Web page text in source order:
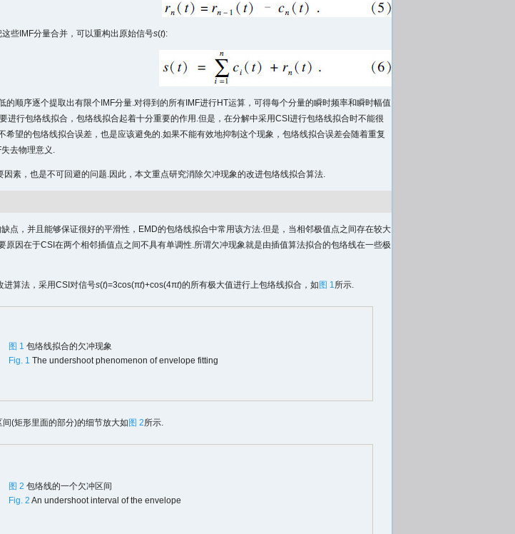
这些IMF分量合并，可以重构出原始信号s(t):
的顺序逐个提取出有限个IMF分量.对得到的所有IMF进行HT运算，可得每个分量的瞬时频率和瞬时幅值
进行包络线拟合，包络线拟合起着十分重要的作用.但是，在分解中采用CSI进行包络线拟合时不能很
希望的包络线拟合误差，也是应该避免的.如果不能有效地抑制这个现象，包络线拟合误差会随着重复
去物理意义.
素，也是不可回避的问题.因此，本文重点研究消除欠冲现象的改进包络线拟合算法.
点，并且能够保证很好的平滑性，EMD的包络线拟合中常用该方法.但是，当相邻极值点之间存在较大
原因在于CSI在两个相邻插值点之间不具有单调性.所谓欠冲现象就是由插值算法拟合的包络线在一些极
进算法，采用CSI对信号s(t)=3cos(πt)+cos(4πt)的所有极大值进行上包络线拟合，如 图 1所示.
图 1 包络线拟合的欠冲现象
Fig. 1 The undershoot phenomenon of envelope fitting
(矩形里面的部分)的细节放大如 图 2所示.
图 2 包络线的一个欠冲区间
Fig. 2 An undershoot interval of the envelope